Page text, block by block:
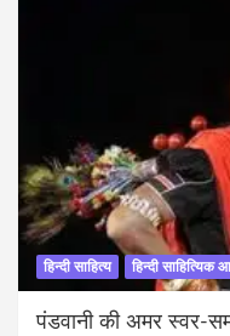
हिन्दी साहित्य हिन्दी साहित्यिक
पंडवानी की अमर स्वर-